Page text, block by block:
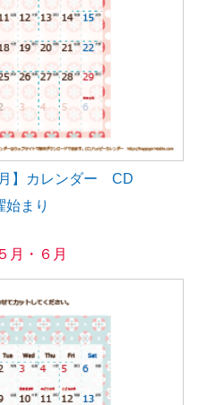
月】カレンダー CD
まり
月・６月